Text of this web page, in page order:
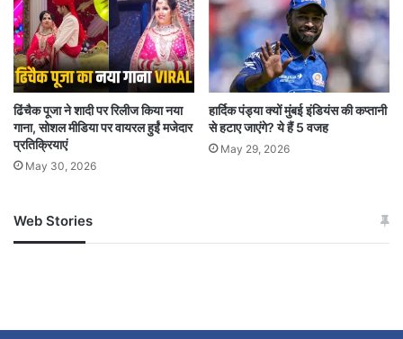
ढिंचैक पूजा ने शादी पर रिलीज किया नया
गाना, सोशल मीडिया पर वायरल हुईं मजेदार
प्रतिक्रियाएं
May 30, 2026
हार्दिक पंड्या क्यों मुंबई इंडियंस की कप्तानी
से हटाए जाएंगे? ये हैं 5 वजह
May 29, 2026
Web Stories
जम्मू-कश्मीर में बारिश से
अपडेट
खाई में धक्का… आरोपियों ने